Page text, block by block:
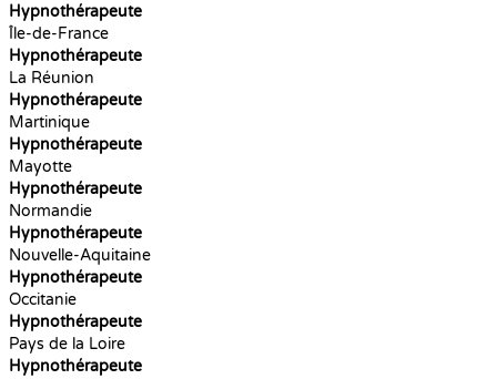
Hypnothérapeute
Île-de-France
Hypnothérapeute
La Réunion
Hypnothérapeute
Martinique
Hypnothérapeute
Mayotte
Hypnothérapeute
Normandie
Hypnothérapeute
Nouvelle-Aquitaine
Hypnothérapeute
Occitanie
Hypnothérapeute
Pays de la Loire
Hypnothérapeute